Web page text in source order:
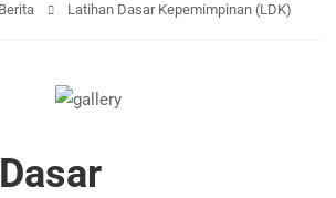
Berita Latihan Dasar Kepemimpinan (LDK)